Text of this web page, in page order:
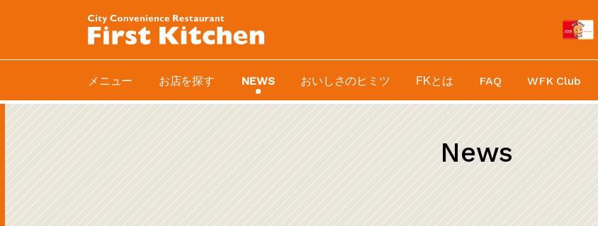
メニュー お店を探す NEWS おいしさのヒミツ FKとは FAQ WFK Club
News